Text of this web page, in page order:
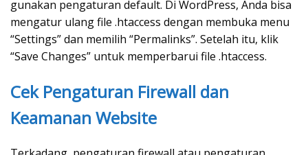
gunakan pengaturan default. Di WordPress, Anda bisa
mengatur ulang file .htaccess dengan membuka menu
“Settings” dan memilih “Permalinks”. Setelah itu, klik
“Save Changes” untuk memperbarui file .htaccess.
Cek Pengaturan Firewall dan
Keamanan Website